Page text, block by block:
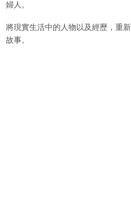
婦人。
將現實生活中的人物以及經歷，重
故事。